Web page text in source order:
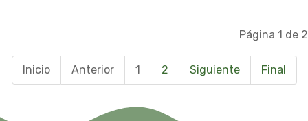
Página 1 de 2
Inicio Anterior 1 2 Siguiente Final